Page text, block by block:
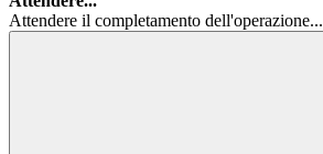
Attendere il completamento dell'operazione...